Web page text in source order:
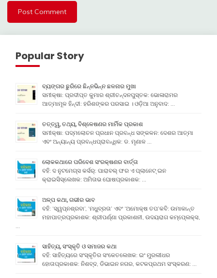
Popular Story
ବ୍ୟଙ୍ଗର ଛୁରିରେ ଛିନ୍ନଭିନ୍ନ ଛଳନାର ମୁଖା
ସମୀକ୍ଷା: ପ୍ରଦୀପ୍ତ କୁମାର ଶ୍ରୀଚନ୍ଦନପୁସ୍ତକ: ଭୋଳାରାମର
ଆତ୍ମାମୂଳ ହିନ୍ଦୀ: ହରିଶଙ୍କର ପରସାଇ । ଓଡ଼ିଆ ଅନୁବାଦ: …
ତତ୍ତ୍ୱ, ତଥ୍ୟ, ବିଶ୍ଳେଷଣର ମାର୍ମିକ ପ୍ରକାଶ
ସମୀକ୍ଷା: ପଦ୍ମଲୋଚନ ପ୍ରଧାନ ପ୍ରବନ୍ଧ ସଙ୍କଳନ: ଦେଶର ଆତ୍ମା
ଏବଂ ଅନ୍ୟାନ୍ୟ ପ୍ରବନ୍ଧପ୍ରାବନ୍ଧିକ: ଡ. ମୃଣାଳ …
ଲୋକକଥାରେ ପରିବେଶ ସଂରକ୍ଷଣର ବାର୍ତ୍ତା
ବହି: ଦ ନୁଟମେଗ୍ସ କର୍ସର୍: ପାରାବଲ୍ ଫର ଏ ପ୍ଲାନେଟ୍ ଇନ
କ୍ରାଇସିସ୍ଲେଖକ: ଅମିତାଭ ଘୋଷପ୍ରକାଶକ: …
ଅଳ୍ପ କଥା, ଗଭୀର ଭାବ
ବହି: ‘ସ୍ୱପ୍ନଶ୍ରବା’, ‘ମଧୁବ୍ରତା’ ଏବଂ ‘ଅମୋକ୍ଷ ତପ’କବି: ଉମାକାନ୍ତ
ମହାପାତ୍ରପ୍ରକାଶକ: ଶ୍ରୀପର୍ଣ୍ଣା ପ୍ରକାଶନୀ, ଉଦୟରାଗ କମ୍ପେ୍ଲକ୍ସ,
…
ସାହିତ୍ୟ, ସଂସ୍କୃତି ଓ ସମାଜର କଥା
ବହି: ସାହିତ୍ୟରେ ସଂସ୍କୃତିର ସଂକେତଲେଖକ: ଇଂ ମୁରଲୀଧର
ହୋତାପ୍ରକାଶକ: ନିଶବ୍ଦ, ଡିଭାଇନ ନଗର, କଟକପ୍ରଥମ ସଂସ୍କରଣ: …